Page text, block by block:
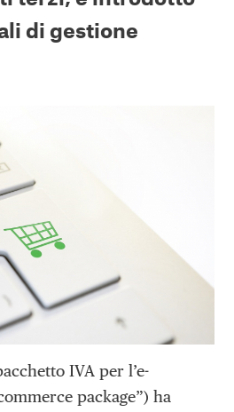
di gestione
IVA per l’e-
package”) ha